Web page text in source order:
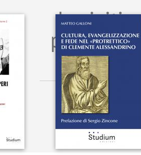
Iscriviti
per
sulle